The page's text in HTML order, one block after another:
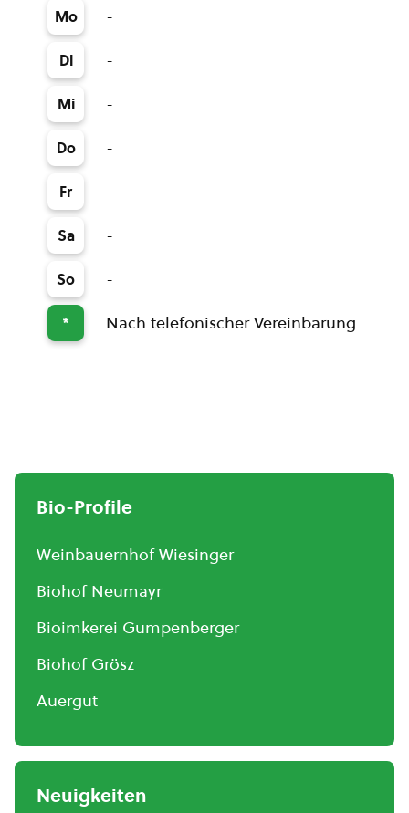
Mo -
Di -
Mi -
Do -
Fr -
Sa -
So -
* Nach telefonischer Vereinbarung
Bio-Profile
Weinbauernhof Wiesinger
Biohof Neumayr
Bioimkerei Gumpenberger
Biohof Grösz
Auergut
Neuigkeiten